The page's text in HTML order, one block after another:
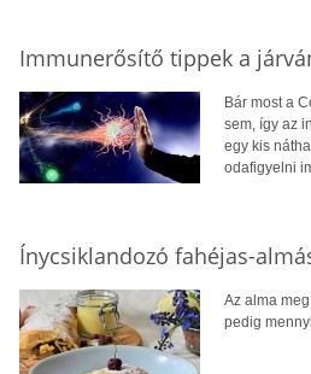
Immunerősítő tippek a
Bár most a
sem, így az
egy kis
odafigyelni
Ínycsiklandozó fahéjas-
Az alma
pedig